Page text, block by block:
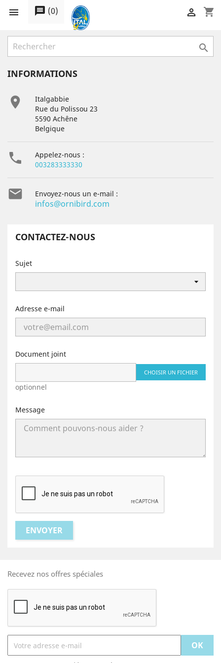
 message (0) shopping_cart


INFORMATIONS

Italgabbie
Rue du Polissou 23
5590 Achêne
Belgique

Appelez-nous :
003283333330
 Envoyez-nous un e-mail :
infos@ornibird.com
CONTACTEZ-NOUS
Sujet
Adresse e-mail
Document joint
CHOISIR UN FICHIER
optionnel
Message
Recevez nos offres spéciales